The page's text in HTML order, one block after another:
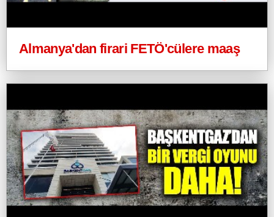
Almanya'dan firari FETÖ'cülere maaş